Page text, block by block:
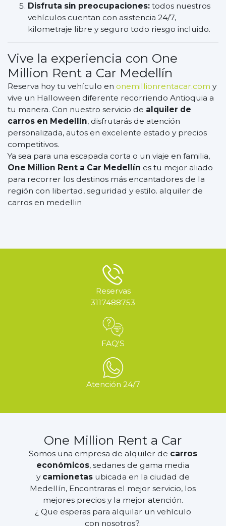
Disfruta sin preocupaciones: todos nuestros
vehículos cuentan con asistencia 24/7,
kilometraje libre y seguro todo riesgo incluido.
Vive la experiencia con One
Million Rent a Car Medellín
Reserva hoy tu vehículo en onemillionrentacar.com y
vive un Halloween diferente recorriendo Antioquia a
tu manera. Con nuestro servicio de alquiler de
carros en Medellín, disfrutarás de atención
personalizada, autos en excelente estado y precios
competitivos.
Ya sea para una escapada corta o un viaje en familia,
One Million Rent a Car Medellín es tu mejor aliado
para recorrer los destinos más encantadores de la
región con libertad, seguridad y estilo. alquiler de
carros en medellin
Reservas
3117488753
FAQ'S
Atención 24/7
One Million Rent a Car
Somos una empresa de alquiler de carros
económicos, sedanes de gama media
y camionetasubicada en la ciudad de
Medellín, Encontraras el mejor servicio, los
mejores precios y la mejor atención.
¿ Que esperas para alquilar un vehículo
con nosotros?.